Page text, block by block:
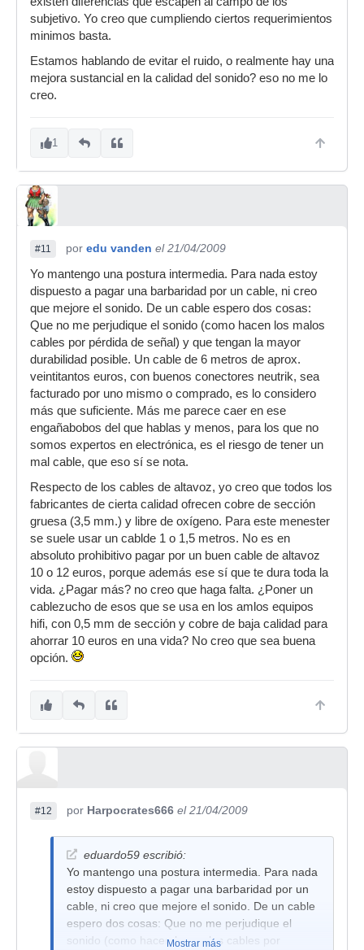
subjetivo. Yo creo que cumpliendo ciertos requerimientos
minimos basta.
Estamos hablando de evitar el ruido, o realmente hay una
mejora sustancial en la calidad del sonido? eso no me lo
creo.
1
#11 por edu vanden el 21/04/2009
Yo mantengo una postura intermedia. Para nada estoy
dispuesto a pagar una barbaridad por un cable, ni creo
que mejore el sonido. De un cable espero dos cosas:
Que no me perjudique el sonido (como hacen los malos
cables por pérdida de señal) y que tengan la mayor
durabilidad posible. Un cable de 6 metros de aprox.
veintitantos euros, con buenos conectores neutrik, sea
facturado por uno mismo o comprado, es lo considero
más que suficiente. Más me parece caer en ese
engañabobos del que hablas y menos, para los que no
somos expertos en electrónica, es el riesgo de tener un
mal cable, que eso sí se nota.
Respecto de los cables de altavoz, yo creo que todos los
fabricantes de cierta calidad ofrecen cobre de sección
gruesa (3,5 mm.) y libre de oxígeno. Para este menester
se suele usar un cablde 1 o 1,5 metros. No es en
absoluto prohibitivo pagar por un buen cable de altavoz
10 o 12 euros, porque además ese sí que te dura toda la
vida. ¿Pagar más? no creo que haga falta. ¿Poner un
cablezucho de esos que se usa en los amlos equipos
hifi, con 0,5 mm de sección y cobre de baja calidad para
ahorrar 10 euros en una vida? No creo que sea buena
opción.
#12 por Harpocrates666 el 21/04/2009
eduardo59 escribió:
Yo mantengo una postura intermedia. Para nada
estoy dispuesto a pagar una barbaridad por un
cable, ni creo que mejore el sonido. De un cable
espero dos cosas: Que no me perjudique el
sonido (como hacen los malos cables por
Mostrar más